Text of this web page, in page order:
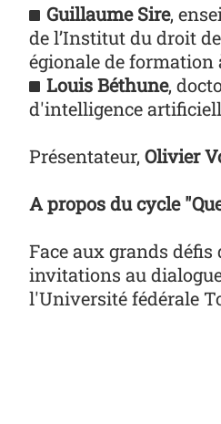
Guillaume Sire,
de l’Institut du droit
égionale de
Louis Béthune,
d'intelligence
Présentateur, Olivier
A propos du cycle
Face aux grands
invitations au
l'Université fédérale